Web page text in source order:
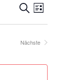
Suche
U
H
E
I
E
Nächste